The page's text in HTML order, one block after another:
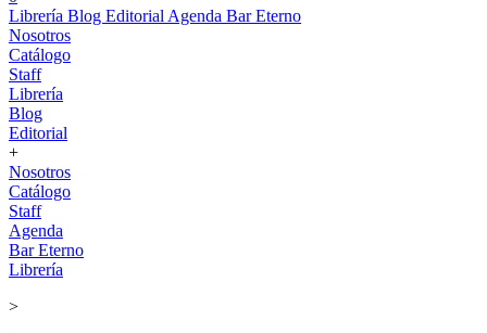
Librería Blog Editorial Agenda Bar Eterno
Nosotros
Catálogo
Staff
Librería
Blog
Editorial
+
Nosotros
Catálogo
Staff
Agenda
Bar Eterno
Librería
>